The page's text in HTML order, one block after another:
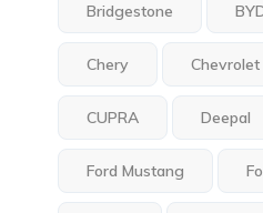
Bridgestone
Chery Chevrolet
CUPRA Deepal
Ford Mustang